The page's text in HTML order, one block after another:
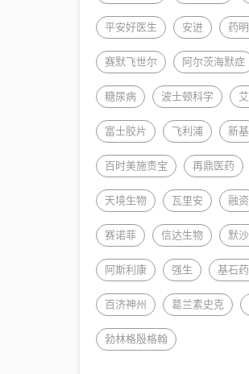
平安好医生 安进 药
赛默飞世尔 阿尔茨海默症
糖尿病 波士顿科学
富士胶片 飞利浦 新基
百时美施贵宝 再鼎医药
天境生物 瓦里安 融资
赛诺菲 信达生物 默
阿斯利康 强生 基石
百济神州 葛兰素史克
勃林格殷格翰